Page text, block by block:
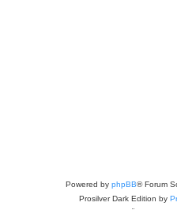
Powered by phpBB® Forum
Prosilver Dark Edition by